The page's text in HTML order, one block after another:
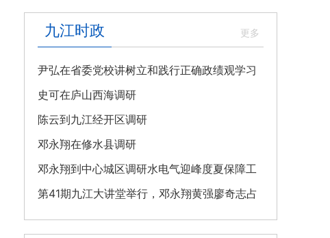
九江时政
尹弘在省委党校讲树立和践行正确政绩观学习
教育专题党课
史可在庐山西海调研
陈云到九江经开区调研
邓永翔在修水县调研
邓永翔到中心城区调研水电气迎峰度夏保障工
作
第41期九江大讲堂举行，邓永翔黄强廖奇志占
勇出席